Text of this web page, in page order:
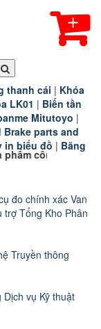
thanh cái | Khóa
LK01 | Biến tần
Mitutoyo |
Brake parts and
in biểu đồ | Băng
chính
đo chính xácVan
trợ Tổng Kho Phân
Truyền thông
Dịch vụ Kỹ thuật